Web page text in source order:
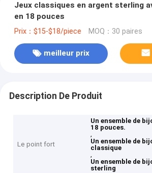
Jeux classiques en argent sterling
en 18 pouces
Prix：$15-$18/piece MOQ：30 paires
meilleur prix
Description De Produit
Le point fort
Un ensemble de
18 pouces.
,
Un ensemble de
classique
,
Un ensemble de
sterling